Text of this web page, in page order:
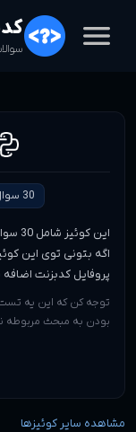
menu
30 سوال تستی
این کوئیز شامل 30
پروفایل کدبزنت
توجه کن که این یه
بودن به مبحث
مشاهده سایر کوئیزها